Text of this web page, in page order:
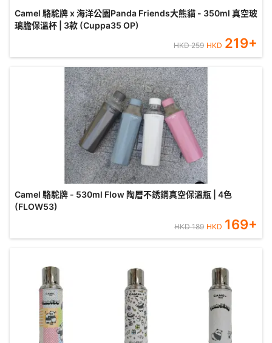
Camel 駱駝牌 x 海洋公園Panda Friends大熊貓 - 350ml 真空玻
璃膽保溫杯 | 3款 (Cuppa35 OP)
HKD259 HKD 219+
Camel 駱駝牌 - 530ml Flow 陶層不銹鋼真空保溫瓶 | 4色
(FLOW53)
HKD189 HKD 169+